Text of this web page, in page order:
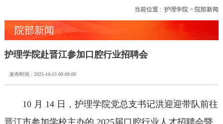
当前位置 :护理学院 > 院部新闻
院部新闻
护理学院赴晋江参加口腔行业招聘会
发布时间 : 2025-10-15 00:00:00
10 月 14 日，护理学院党总支书记洪迎迎带队前往
晋江市参加学校主办的 2025届口腔行业人才招聘会暨